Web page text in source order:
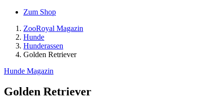
Zum Shop
ZooRoyal Magazin
Hunde
Hunderassen
Golden Retriever
Hunde Magazin
Golden Retriever